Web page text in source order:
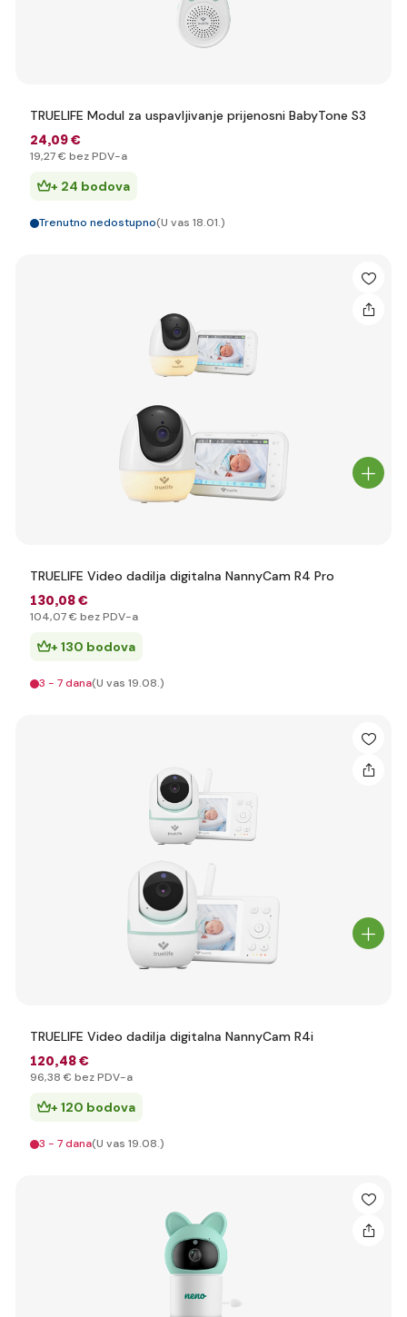
TRUELIFE Modul za uspavljivanje prijenosni BabyTone S3
24,09 €
19,27 € bez PDV-a
+ 24 bodova
Trenutno nedostupno(U vas 18.01.)
TRUELIFE Video dadilja digitalna NannyCam R4 Pro
130,08 €
104,07 € bez PDV-a
+ 130 bodova
3 - 7 dana(U vas 19.08.)
TRUELIFE Video dadilja digitalna NannyCam R4i
120,48 €
96,38 € bez PDV-a
+ 120 bodova
3 - 7 dana(U vas 19.08.)